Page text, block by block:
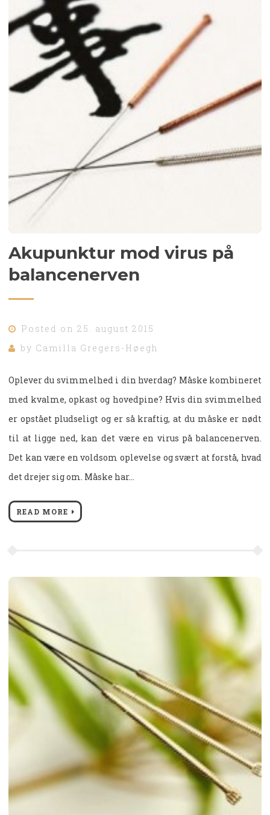
Akupunktur mod virus på
balancenerven
Posted on 25. august 2015
by Camilla Gregers-Høegh
Oplever du svimmelhed i din hverdag? Måske kombineret
med kvalme, opkast og hovedpine? Hvis din svimmelhed
er opstået pludseligt og er så kraftig, at du måske er nødt
til at ligge ned, kan det være en virus på balancenerven.
Det kan være en voldsom oplevelse og svært at forstå, hvad
det drejer sig om. Måske har…
READ MORE